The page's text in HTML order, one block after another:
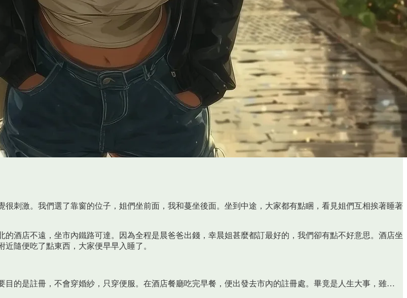
刺激。我們選了靠窗的位子，姐們坐前面，我和蔓坐後面。坐到中途，大家都有點睏，看見姐們互相挨著睡著
酒店不遠，坐市內鐵路可達。因為全程是晨爸爸出錢，幸晨姐甚麼都訂最好的，我們卻有點不好意思。酒店坐
隨便吃了點東西，大家便早早入睡了。
的是註冊，不會穿婚紗，只穿便服。在酒店餐廳吃完早餐，便出發去市內的註冊處。畢竟是人生大事，雖…